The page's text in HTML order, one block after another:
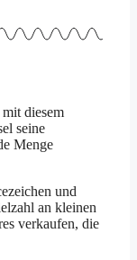
diesem
seine
Menge
und
an kleinen
verkaufen, die